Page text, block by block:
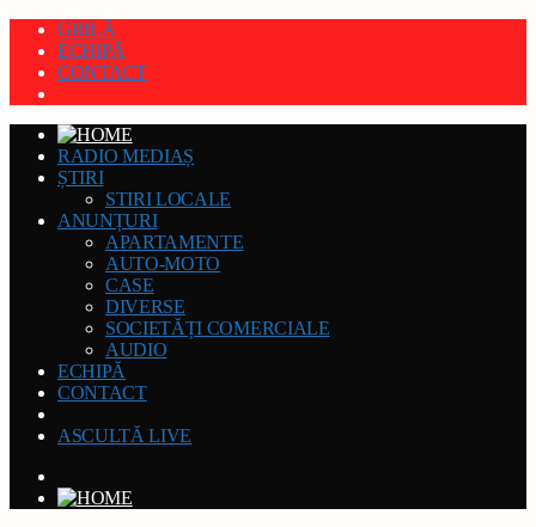
GRILĂ
ECHIPĂ
CONTACT
RADIO MEDIAȘ
ȘTIRI
STIRI LOCALE
ANUNȚURI
APARTAMENTE
AUTO-MOTO
CASE
DIVERSE
SOCIETĂȚI COMERCIALE
AUDIO
ECHIPĂ
CONTACT
ASCULTĂ LIVE